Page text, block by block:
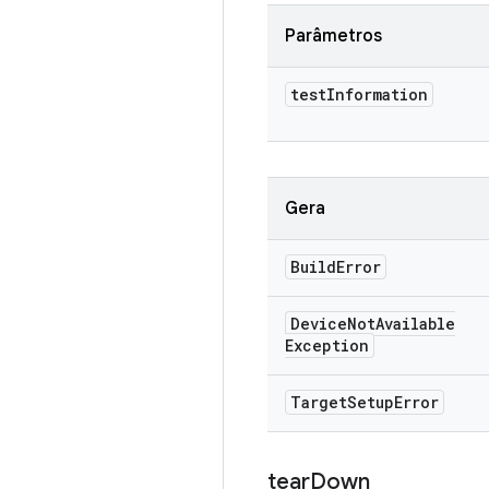
Parâmetros
testInformation
Gera
BuildError
DeviceNotAvailable
Exception
TargetSetupError
tearDown